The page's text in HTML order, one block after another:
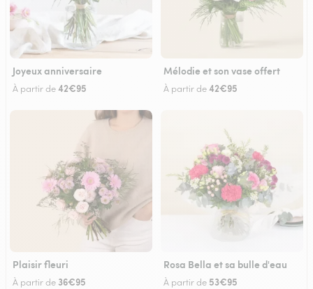
Joyeux anniversaire
À partir de42€95
Mélodie et son vase offert
À partir de42€95
Plaisir fleuri
À partir de 36€95
Rosa Bella et sa bulle d'eau
À partir de 53€95